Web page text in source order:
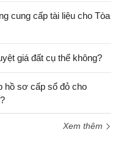
cung cấp tài liệu cho Tòa
giá đất cụ thể không?
hồ sơ cấp sổ đỏ cho
Xem thêm